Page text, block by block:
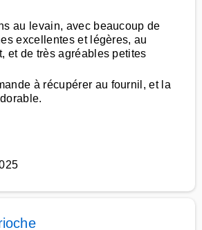
au levain, avec beaucoup de
excellentes et légères, au
et de très agréables petites
à récupérer au fournil, et la